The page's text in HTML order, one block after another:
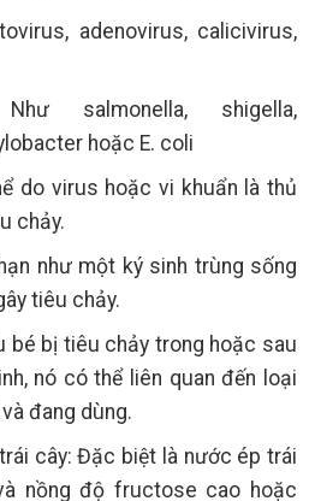
adenovirus, calicivirus,
salmonella, shigella,
hoặc E. coli
do virus hoặc vi khuẩn là thủ
chảy.
như một ký sinh trùng sống
tiêu chảy.
bé bị tiêu chảy trong hoặc sau
nó có thể liên quan đến loại
đang dùng.
cây: Đặc biệt là nước ép trái
nồng độ fructose cao hoặc